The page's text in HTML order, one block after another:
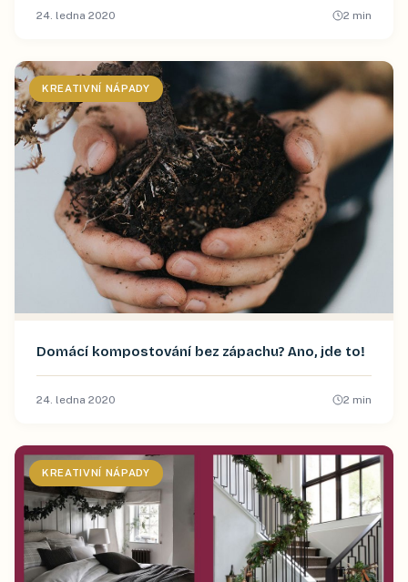
24. ledna 2020 2 min
KREATIVNÍ NÁPADY
Domácí kompostování bez zápachu? Ano, jde to!
24. ledna 2020 2 min
KREATIVNÍ NÁPADY